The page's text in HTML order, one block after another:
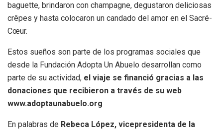
baguette, brindaron con champagne, degustaron deliciosas
crêpes y hasta colocaron un candado del amor en el Sacré-
Cœur.
Estos sueños son parte de los programas sociales que
desde la Fundación Adopta Un Abuelo desarrollan como
parte de su actividad, el viaje se financió gracias a las
donaciones que recibieron a través de su web
www.adoptaunabuelo.org
En palabras de Rebeca López, vicepresidenta de la